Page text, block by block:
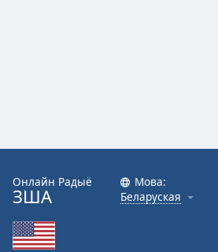
Онлайн Радыё
ЗША
Мова:
Беларуская